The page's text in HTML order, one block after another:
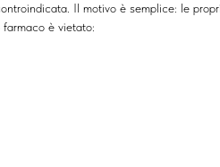
Il motivo è semplice: le
è vietato: